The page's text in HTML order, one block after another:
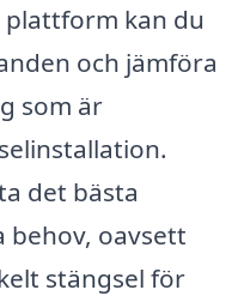
kan du
och jämföra
som är
det bästa
oavsett
stängsel för